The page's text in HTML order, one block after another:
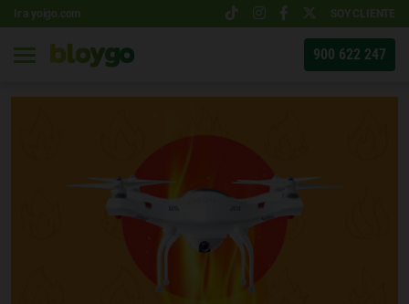
Ir a yoigo.com SOY CLIENTE
900 622 247